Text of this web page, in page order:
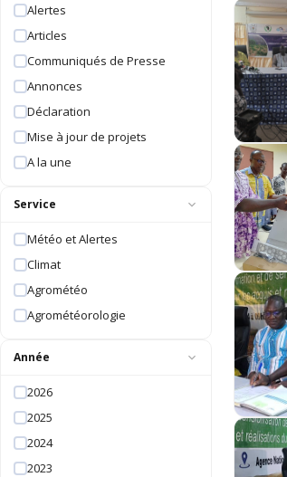
Alertes
Articles
Communiqués de Presse
Annonces
Déclaration
Mise à jour de projets
A la une
Service
Météo et Alertes
Climat
Agrométéo
Agrométéorologie
Année
2026
2025
2024
2023